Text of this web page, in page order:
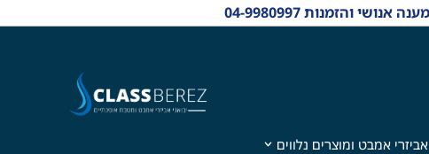
אביזרי אמבט ומוצרים נלווים